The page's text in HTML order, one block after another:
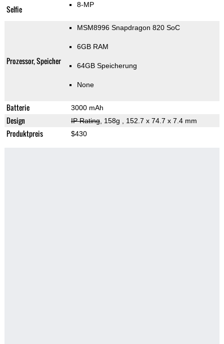
Selfie 8-MP
Prozessor, Speicher
MSM8996 Snapdragon 820 SoC
6GB RAM
64GB Speicherung
None
Batterie 3000 mAh
Design IP Rating, 158g , 152.7 x 74.7 x 7.4 mm
Produktpreis $430